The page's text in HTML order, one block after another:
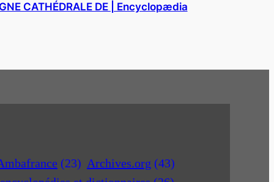
CATHÉDRALE DE | Encyclopædia
(23) Archives.org (43)